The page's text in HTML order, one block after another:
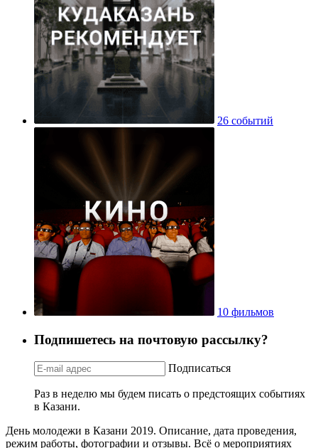
26 событий
10 фильмов
Подпишетесь на почтовую рассылку?
Подписаться
Раз в неделю мы будем писать о предстоящих событиях
в Казани.
День молодежи в Казани 2019. Описание, дата проведения,
режим работы, фотографии и отзывы. Всё о мероприятиях